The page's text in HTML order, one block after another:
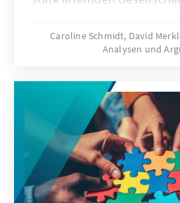
seine Grenzen, was die
ausländischer Fach- und
Deutschland und Europa
neuer Wettbewerber im
um Talente entstehen.
Caroline Schmidt, David
Analysen und